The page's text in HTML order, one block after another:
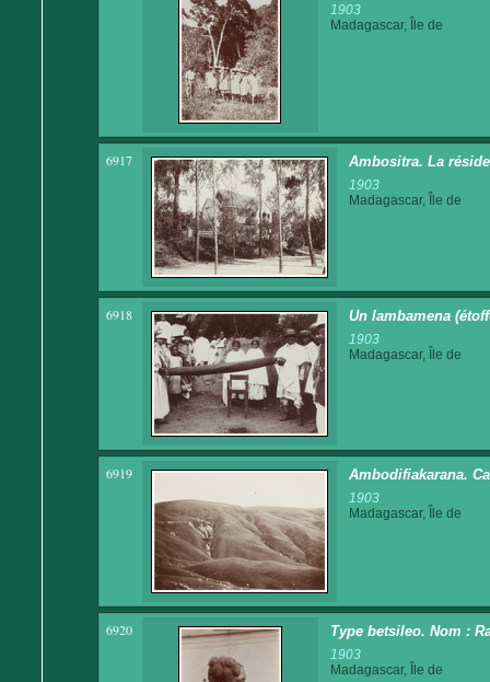
1903
Madagascar, Île de
6917 Ambositra. La
1903
Madagascar, Île de
6918 Un lambamena
1903
Madagascar, Île de
6919 Ambodifiakarana.
1903
Madagascar, Île de
6920 Type betsileo. Nom :
1903
Madagascar, Île de